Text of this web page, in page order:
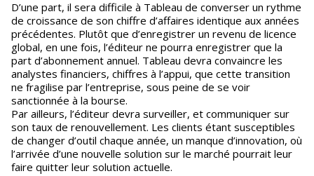
D’une part, il sera difficile à Tableau de converser un rythme
de croissance de son chiffre d’affaires identique aux années
précédentes. Plutôt que d’enregistrer un revenu de licence
global, en une fois, l’éditeur ne pourra enregistrer que la
part d’abonnement annuel. Tableau devra convaincre les
analystes financiers, chiffres à l’appui, que cette transition
ne fragilise par l’entreprise, sous peine de se voir
sanctionnée à la bourse.
Par ailleurs, l’éditeur devra surveiller, et communiquer sur
son taux de renouvellement. Les clients étant susceptibles
de changer d’outil chaque année, un manque d’innovation, où
l’arrivée d’une nouvelle solution sur le marché pourrait leur
faire quitter leur solution actuelle.